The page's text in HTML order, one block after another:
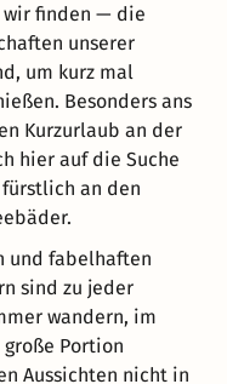
wir finden — die
unserer
um kurz mal
Besonders ans
Kurzurlaub an der
hier auf die Suche
an den
und fabelhaften
sind zu jeder
wandern, im
Portion
Aussichten nicht in